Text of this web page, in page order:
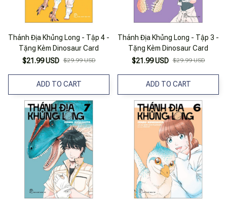
Thánh Địa Khủng Long - Tập 4 -
Tặng Kèm Dinosaur Card
$21.99 USD $29.99 USD
ADD TO CART
Thánh Địa Khủng Long - Tập 3 -
Tặng Kèm Dinosaur Card
$21.99 USD $29.99 USD
ADD TO CART